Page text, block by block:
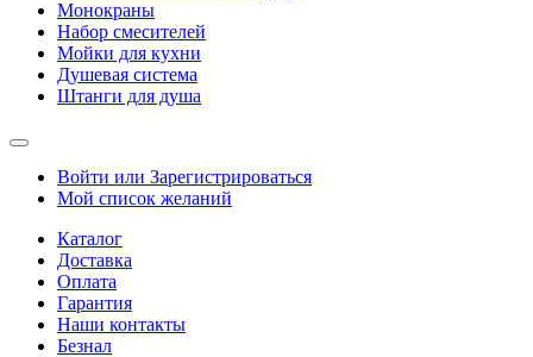
Монокраны
Набор смесителей
Мойки для кухни
Душевая система
Штанги для душа
Войти или Зарегистрироваться
Мой список желаний
Каталог
Доставка
Оплата
Гарантия
Наши контакты
Безнал